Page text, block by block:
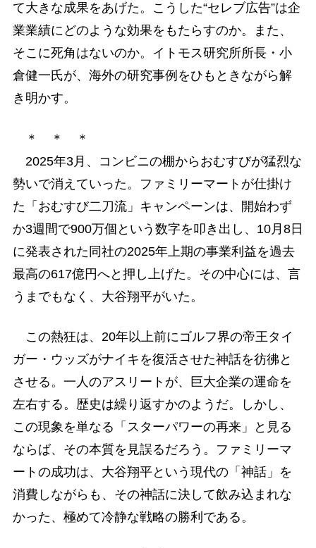
て大きな成果をあげた。こうした“セレブ広告”は企
業業績にどのような効果をもたらすのか。また、
そこに死角はないのか。イトモス研究所所長・小
倉健一氏が、海外の研究事例をひもときながら解
き明かす。
＊ ＊ ＊
2025年3月、コンビニの棚からおむすびが猛烈な
勢いで消えていった。ファミリーマートが仕掛け
た「おむすび二刀流」キャンペーンは、開始わず
か3週間で900万個という数字を叩き出し、10月8日
に発表された同社の2025年上期の事業利益を過去
最高の617億円へと押し上げた。その中心には、言
うまでもなく、大谷翔平がいた。
この熱狂は、20年以上前にゴルフ界の帝王タイ
ガー・ウッズがナイキを復活させた神話を彷彿と
させる。一人のアスリートが、巨大企業の運命を
左右する。歴史は繰り返すかのようだ。しかし、
この現象を単なる「スターパワーの再来」と見る
ならば、その本質を見誤るだろう。ファミリーマ
ートの成功は、大谷翔平という現代の「神話」を
消費しながらも、その神話に決して飲み込まれな
かった、極めて冷静な戦略の勝利である。